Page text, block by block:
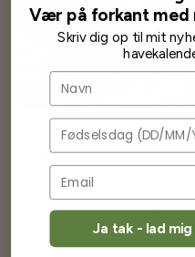
Amerikansk Hassel - Corylus
americana
24,00 kr
Få besked når på lager
Vær på forkant med
Skriv dig op til mit
Navn
Fødselsdag
Ja tak - lad